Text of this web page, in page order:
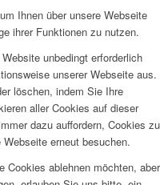
Ihnen über unsere Webseite
ihrer Funktionen zu nutzen.
unbedingt erforderlich
unserer Webseite aus.
löschen, indem Sie Ihre
aller Cookies auf dieser
dazu auffordern, Cookies zu
erneut besuchen.
Cookies ablehnen möchten, aber